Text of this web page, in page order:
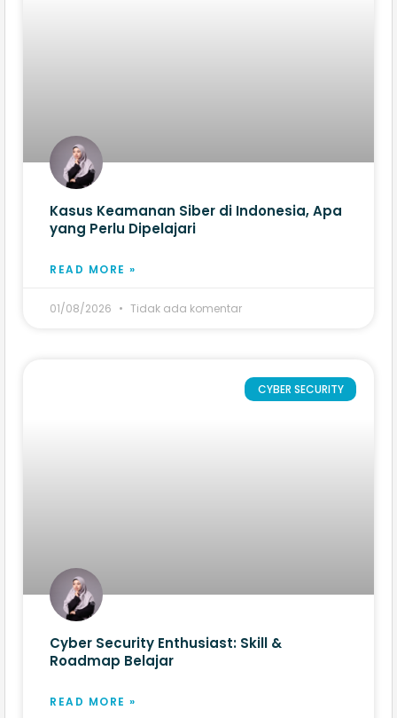
Kasus Keamanan Siber di Indonesia, Apa
yang Perlu Dipelajari
READ MORE »
01/08/2026 Tidak ada komentar
CYBER SECURITY
Cyber Security Enthusiast: Skill &
Roadmap Belajar
READ MORE »